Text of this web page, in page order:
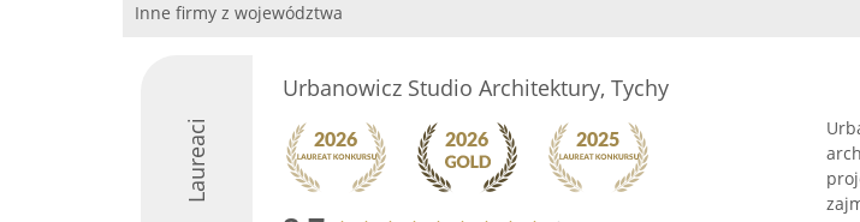
Inne firmy z województwa
Laureaci
Urbanowicz Studio Architektury, Tychy